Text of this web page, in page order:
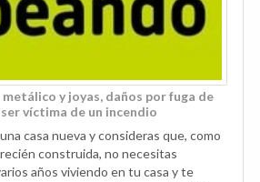
y joyas, daños por fuga de
víctima de un incendio
casa nueva y consideras que, como
construida, no necesitas
años viviendo en tu casa y te